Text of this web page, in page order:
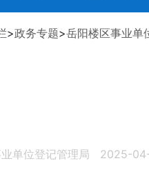
>政务专题>岳阳楼区事业单
单位登记管理局 2025-